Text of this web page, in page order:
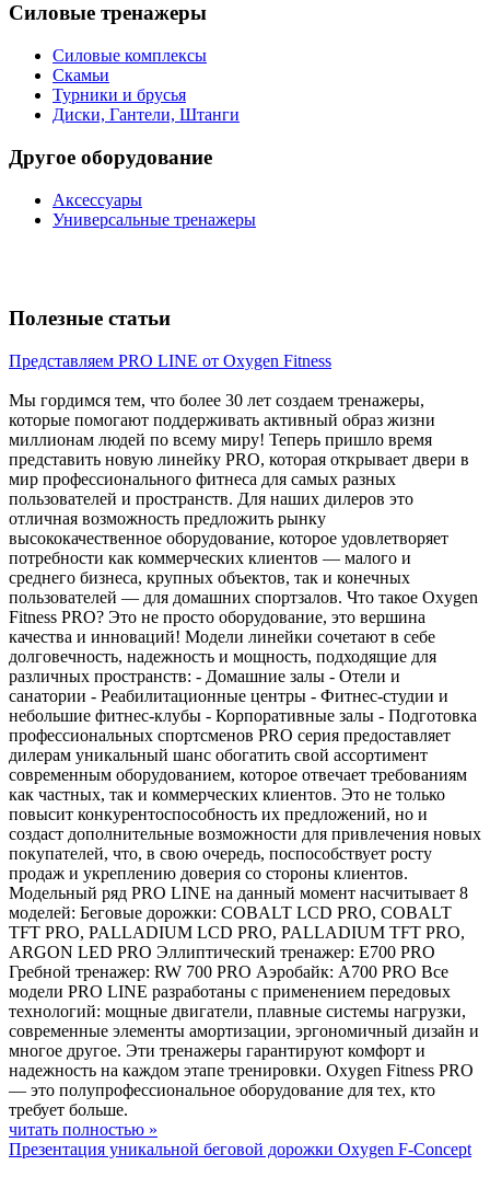
Силовые тренажеры
Силовые комплексы
Скамьи
Турники и брусья
Диски, Гантели, Штанги
Другое оборудование
Аксессуары
Универсальные тренажеры
Полезные статьи
Представляем PRO LINE от Oxygen Fitness
Мы гордимся тем, что более 30 лет создаем тренажеры,
которые помогают поддерживать активный образ жизни
миллионам людей по всему миру! Теперь пришло время
представить новую линейку PRO, которая открывает двери в
мир профессионального фитнеса для самых разных
пользователей и пространств. Для наших дилеров это
отличная возможность предложить рынку
высококачественное оборудование, которое удовлетворяет
потребности как коммерческих клиентов — малого и
среднего бизнеса, крупных объектов, так и конечных
пользователей — для домашних спортзалов. Что такое Oxygen
Fitness PRO? Это не просто оборудование, это вершина
качества и инноваций! Модели линейки сочетают в себе
долговечность, надежность и мощность, подходящие для
различных пространств: - Домашние залы - Отели и
санатории - Реабилитационные центры - Фитнес-студии и
небольшие фитнес-клубы - Корпоративные залы - Подготовка
профессиональных спортсменов PRO серия предоставляет
дилерам уникальный шанс обогатить свой ассортимент
современным оборудованием, которое отвечает требованиям
как частных, так и коммерческих клиентов. Это не только
повысит конкурентоспособность их предложений, но и
создаст дополнительные возможности для привлечения новых
покупателей, что, в свою очередь, поспособствует росту
продаж и укреплению доверия со стороны клиентов.
Модельный ряд PRO LINE на данный момент насчитывает 8
моделей: Беговые дорожки: COBALT LCD PRO, COBALT
TFT PRO, PALLADIUM LCD PRO, PALLADIUM TFT PRO,
ARGON LED PRO Эллиптический тренажер: E700 PRO
Гребной тренажер: RW 700 PRO Аэробайк: A700 PRO Все
модели PRO LINE разработаны с применением передовых
технологий: мощные двигатели, плавные системы нагрузки,
современные элементы амортизации, эргономичный дизайн и
многое другое. Эти тренажеры гарантируют комфорт и
надежность на каждом этапе тренировки. Oxygen Fitness PRO
— это полупрофессиональное оборудование для тех, кто
требует больше.
читать полностью »
Презентация уникальной беговой дорожки Oxygen F-Concept